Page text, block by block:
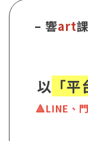
– 響art
以 「
🔺LINE、